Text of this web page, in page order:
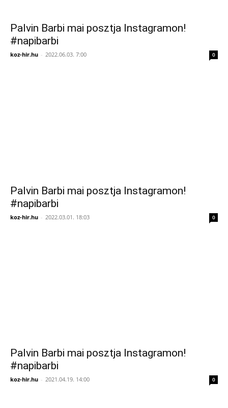
Palvin Barbi mai posztja Instagramon!
#napibarbi
koz-hir.hu - 2022.06.03. 7:00 0
Palvin Barbi mai posztja Instagramon!
#napibarbi
koz-hir.hu - 2022.03.01. 18:03 0
Palvin Barbi mai posztja Instagramon!
#napibarbi
koz-hir.hu - 2021.04.19. 14:00 0